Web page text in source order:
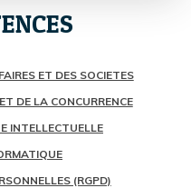
ET DES SOCIETES
DE LA CONCURRENCE
INTELLECTUELLE
(RGPD)